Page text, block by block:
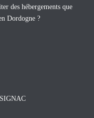
des hébergements que
Dordogne ?